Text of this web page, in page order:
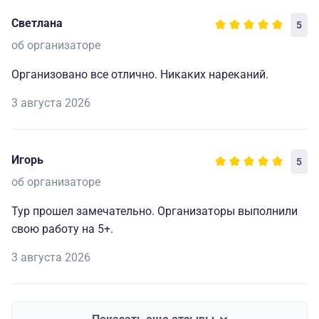
Светлана 5
об организаторе
Организовано все отлично. Никаких нареканий.
3 августа 2026
Игорь 5
об организаторе
Тур прошел замечательно. Организаторы выполнили
свою работу на 5+.
3 августа 2026